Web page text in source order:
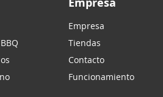
Empresa
Tiendas
Contacto
Funcionamiento